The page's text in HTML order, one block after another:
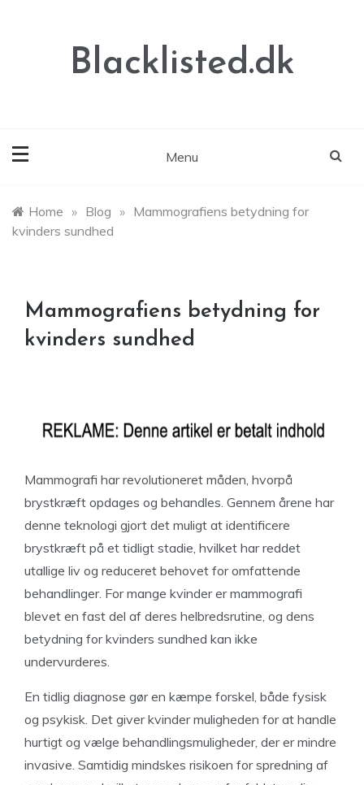
Blacklisted.dk
Menu
Home » Blog » Mammografiens betydning for
kvinders sundhed
Mammografiens betydning for
kvinders sundhed
Mammografi har revolutioneret måden, hvorpå
brystkræft opdages og behandles. Gennem årene har
denne teknologi gjort det muligt at identificere
brystkræft på et tidligt stadie, hvilket har reddet
utallige liv og reduceret behovet for omfattende
behandlinger. For mange kvinder er mammografi
blevet en fast del af deres helbredsrutine, og dens
betydning for kvinders sundhed kan ikke
undervurderes.
En tidlig diagnose gør en kæmpe forskel, både fysisk
og psykisk. Det giver kvinder muligheden for at handle
hurtigt og vælge behandlingsmuligheder, der er mindre
invasive. Samtidig mindskes risikoen for spredning af